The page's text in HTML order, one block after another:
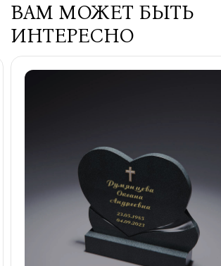
ВАМ МОЖЕТ БЫТЬ
ИНТЕРЕСНО